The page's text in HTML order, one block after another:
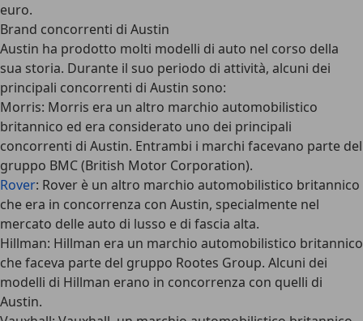
euro.
Brand concorrenti di Austin
Austin ha prodotto molti modelli di auto nel corso della
sua storia. Durante il suo periodo di attività, alcuni dei
principali concorrenti di Austin sono:
Morris: Morris era un altro marchio automobilistico
britannico ed era considerato uno dei principali
concorrenti di Austin. Entrambi i marchi facevano parte del
gruppo BMC (British Motor Corporation).
Rover: Rover è un altro marchio automobilistico britannico
che era in concorrenza con Austin, specialmente nel
mercato delle auto di lusso e di fascia alta.
Hillman: Hillman era un marchio automobilistico britannico
che faceva parte del gruppo Rootes Group. Alcuni dei
modelli di Hillman erano in concorrenza con quelli di
Austin.